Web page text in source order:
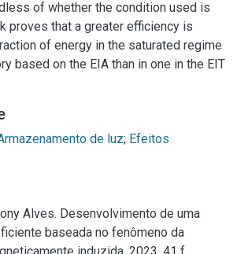
of whether the condition used is
proves that a greater efficiency is
of energy in the saturated regime
based on the EIA than in one in the EIT
de luz; Efeitos
Alves. Desenvolvimento de uma
baseada no fenômeno da